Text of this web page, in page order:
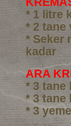
* 1 litre
* 2 tane
* Seker
kadar
ARA
* 3 tane
* 3 tane
* 3